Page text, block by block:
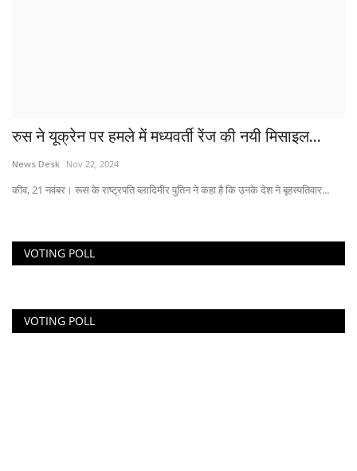
रुस ने यूक्रेन पर हमले में मध्यवर्ती रेंज की नयी मिसाइल...
News Desk Nov 22, 2024
कीव, 21 नवंबर। रूस के राष्ट्रपति व्लादिमीर पुतिन ने कहा है कि उनके देश ने बृहस्पतिवार...
VOTING POLL
VOTING POLL